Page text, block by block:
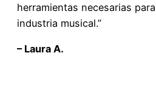
herramientas necesarias
industria musical.”
– Laura A.